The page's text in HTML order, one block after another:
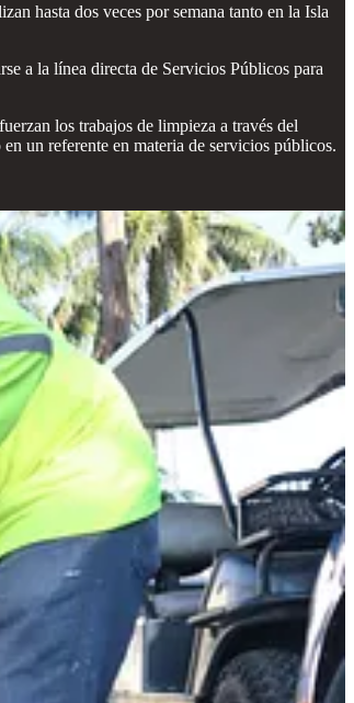
hasta dos veces por semana tanto en la Isla
a la línea directa de Servicios Públicos para
los trabajos de limpieza a través del
un referente en materia de servicios públicos.